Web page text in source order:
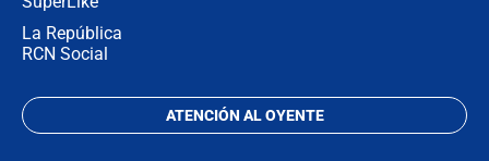
La República
RCN Social
ATENCIÓN AL OYENTE